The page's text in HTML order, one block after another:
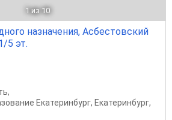
1 из 10
назначения, Асбестовский
5 эт.
,
Екатеринбург, Екатеринбург,